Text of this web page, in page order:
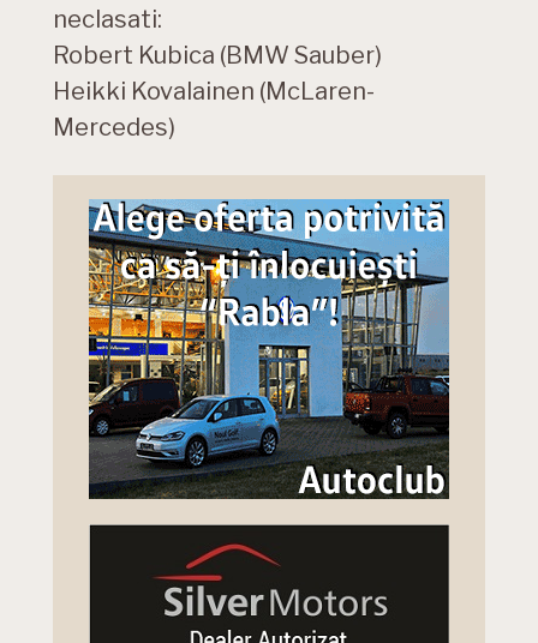
neclasati:
Robert Kubica (BMW Sauber)
Heikki Kovalainen (McLaren-
Mercedes)